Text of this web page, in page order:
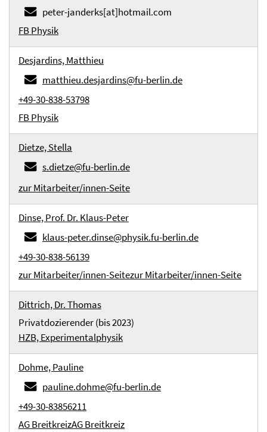
peter-janderks[at]hotmail.com
FB Physik
Desjardins, Matthieu
matthieu.desjardins@fu-berlin.de
+49-30-838-53798
FB Physik
Dietze, Stella
s.dietze@fu-berlin.de
zur Mitarbeiter/innen-Seite
Dinse, Prof. Dr. Klaus-Peter
klaus-peter.dinse@physik.fu-berlin.de
+49-30-838-56139
zur Mitarbeiter/innen-Seitezur Mitarbeiter/innen-Seite
Dittrich, Dr. Thomas
Privatdozierender (bis 2023)
HZB, Experimentalphysik
Dohme, Pauline
pauline.dohme@fu-berlin.de
+49-30-83856211
AG BreitkreizAG Breitkreiz